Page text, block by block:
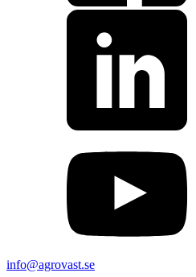
info@agrovast.se